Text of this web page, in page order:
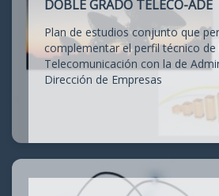
DOBLE GRADO TELECO-ADE
Plan de estudios conjunto que
complementar el perfil técnico de
Telecomunicación con la de
Dirección de Empresas